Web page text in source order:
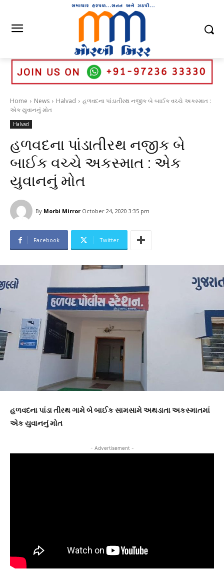
Home News Halvad
હળવદના પાંડાતીરથ નજીક બે બાઈક વચ્ચે અકસ્માત :
એક યુવાનનું મોત
Halvad
હળવદના પાંડાતીરથ નજીક બે
બાઈક વચ્ચે અકસ્માત : એક
યુવાનનું મોત
By Morbi Mirror October 24, 2020 3:35 pm
Facebook Twitter
હળવદના પાંડા તીરથ ગામે બે બાઈક સામસામે અથડાતા અકસ્માતમાં
એક યુવાનનું મોત
- Advertisement -